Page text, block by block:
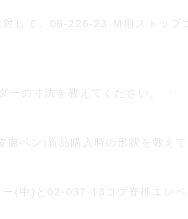
して、08-226-23 Ｍ用ストップ
の寸法を教えてください。
ペン)新品購入時の形状を教えて
(中)と02-037-13コブ脊椎エレ